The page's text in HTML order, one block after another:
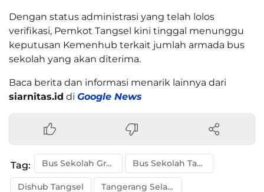
Dengan status administrasi yang telah lolos
verifikasi, Pemkot Tangsel kini tinggal menunggu
keputusan Kemenhub terkait jumlah armada bus
sekolah yang akan diterima.
Baca berita dan informasi menarik lainnya dari
siarnitas.id di Google News
Tag: Bus Sekolah Gratis Bus Sekolah Tangsel
Dishub Tangsel Tangerang Selatan